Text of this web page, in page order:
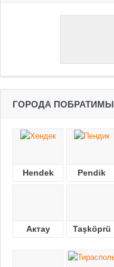
ГОРОДА ПОБРАТИМЫ
Hendek Pendik
Актау Taşköprü